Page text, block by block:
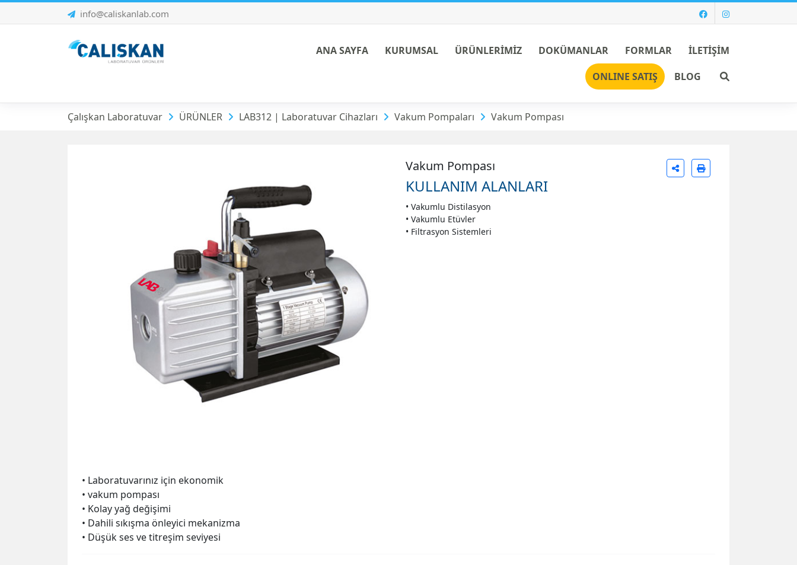
info@caliskanlab.com
ANA SAYFA KURUMSAL ÜRÜNLERİMİZ DOKÜMANLAR FORMLAR
İLETİŞİM
ONLINE SATIŞ
BLOG
Vakum Pompaları
Çalışkan Laboratuvar ÜRÜNLER LAB312 | Laboratuvar Cihazları Vakum Pompaları Vakum Pompası
Vakum Pompası
KULLANIM ALANLARI
• Vakumlu Distilasyon
• Vakumlu Etüvler
• Filtrasyon Sistemleri
• Laboratuvarınız için ekonomik
• vakum pompası
• Kolay yağ değişimi
• Dahili sıkışma önleyici mekanizma
• Düşük ses ve titreşim seviyesi